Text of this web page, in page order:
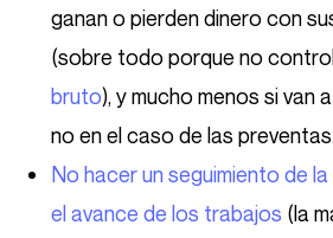
ganan o pierden dinero con
(sobre todo porque no
bruto), y mucho menos si van
no en el caso de las preventas.
No hacer un seguimiento de
el avance de los trabajos (la